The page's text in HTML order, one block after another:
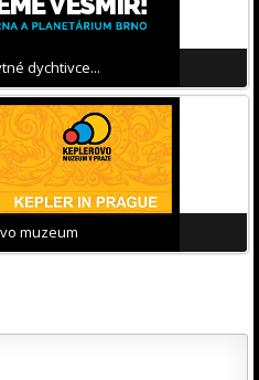
dychtivce...
muzeum